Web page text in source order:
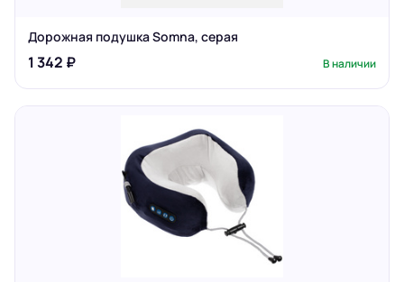
Дорожная подушка Somna, серая
1 342 ₽ В наличии